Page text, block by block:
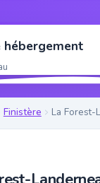
hébergement
Finistère La Forest-